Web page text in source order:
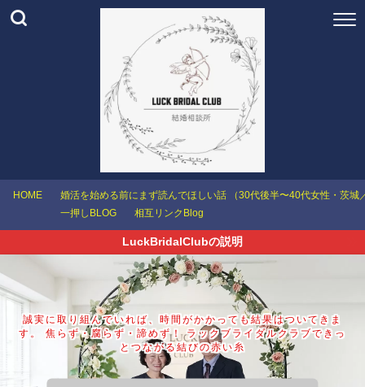
HOME
婚活を始める前にまず読んでほしい話 （30代後半〜40代女性・茨城
一押しBLOG
相互リンクBlog
LuckBridalClubの説明
誠実に取り組んでいれば、時間がかかっても結果はついてきま
す。 焦らず・腐らず・諦めず！ ラックブライダルクラブできっ
とつながる結びの赤い糸